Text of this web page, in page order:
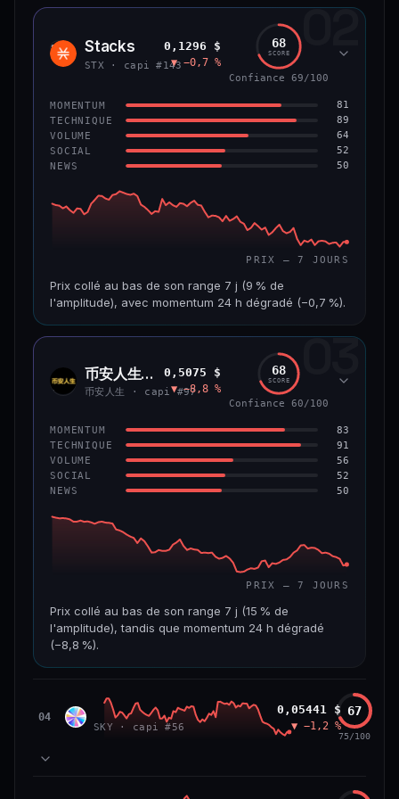
CAP. MARCHÉ VOLUME 24 H
VAR. 7 J VAR. 30 J
−9,9 %
VS ATH
−55,9 %
CONFIANCE 66/100
02
STX Stacks
STX · capi #143
0,1296 $
▼ −0,7 %
68
SCORE
Confiance 69/100
MOMENTUM 81
TECHNIQUE 89
VOLUME 64
SOCIAL 52
NEWS 50
PRIX — 7 JOURS
Prix collé au bas de son range 7 j (9 % de
l'amplitude), avec momentum 24 h dégradé (−0,7 %).
CAP. MARCHÉ VOLUME 24 H
VAR. 7 J VAR. 30 J
−22,2 %
VS ATH
−96,6 %
RANG CAPI.
#143
CONFIANCE 69/100
03
币安
人生
币安人生 (BinanceLife)
币安人生 · capi #97
0,5075 $
▼ −8,8 %
68
SCORE
Confiance 60/100
MOMENTUM 83
TECHNIQUE 91
VOLUME 56
SOCIAL 52
NEWS 50
PRIX — 7 JOURS
Prix collé au bas de son range 7 j (15 % de
l'amplitude), tandis que momentum 24 h dégradé
(−8,8 %).
508 M$ 8,7 M$
VAR. 7 J VAR. 30 J
04 SKY Sky
SKY · capi #56
0,05441 $
▼ −1,2 %
67
75/100
78